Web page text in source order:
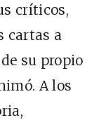
críticos,
cartas a
su propio
A los